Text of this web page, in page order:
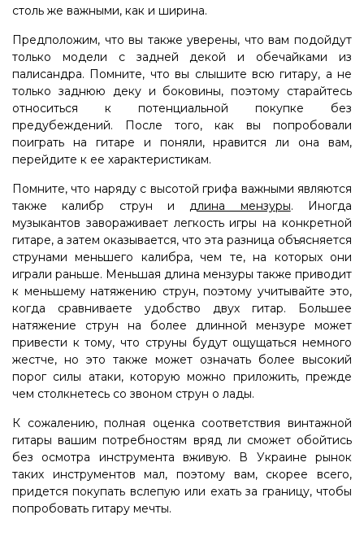
столь же важными, как и ширина.
Предположим, что вы также уверены, что вам подойдут
только модели с задней декой и обечайками из
палисандра. Помните, что вы слышите всю гитару, а не
только заднюю деку и боковины, поэтому старайтесь
относиться к потенциальной покупке без
предубеждений. После того, как вы попробовали
поиграть на гитаре и поняли, нравится ли она вам,
перейдите к ее характеристикам.
Помните, что наряду с высотой грифа важными являются
также калибр струн и длина мензуры. Иногда
музыкантов завораживает легкость игры на конкретной
гитаре, а затем оказывается, что эта разница объясняется
струнами меньшего калибра, чем те, на которых они
играли раньше. Меньшая длина мензуры также приводит
к меньшему натяжению струн, поэтому учитывайте это,
когда сравниваете удобство двух гитар. Большее
натяжение струн на более длинной мензуре может
привести к тому, что струны будут ощущаться немного
жестче, но это также может означать более высокий
порог силы атаки, которую можно приложить, прежде
чем столкнетесь со звоном струн о лады.
К сожалению, полная оценка соответствия винтажной
гитары вашим потребностям вряд ли сможет обойтись
без осмотра инструмента вживую. В Украине рынок
таких инструментов мал, поэтому вам, скорее всего,
придется покупать вслепую или ехать за границу, чтобы
попробовать гитару мечты.